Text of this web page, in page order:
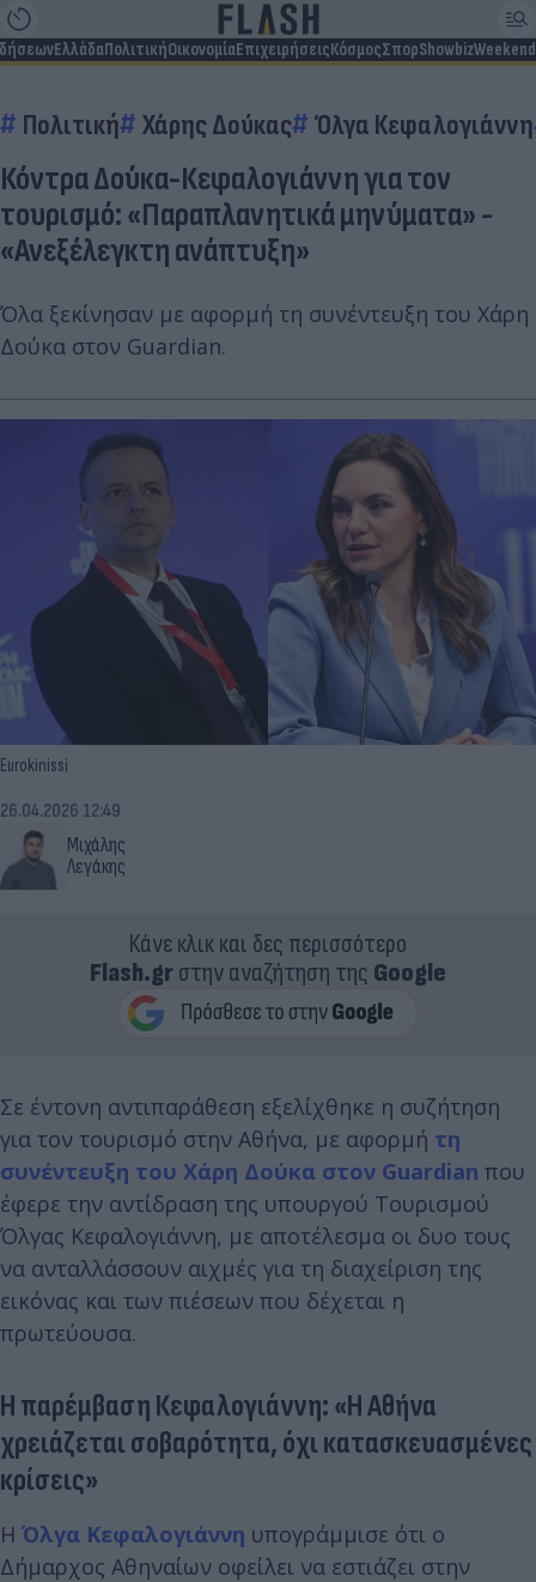
ΕλλάδαΠολιτικήΟικονομίαΕπιχειρήσειςΚόσμοςΣπορShowbizWeekend
Πολιτική Χάρης Δούκας Όλγα Κεφαλογιάννη
Κόντρα Δούκα-Κεφαλογιάννη για τον
τουρισμό: «Παραπλανητικά μηνύματα» -
«Ανεξέλεγκτη ανάπτυξη»
Όλα ξεκίνησαν με αφορμή τη συνέντευξη του Χάρη
Δούκα στον Guardian.
Eurokinissi
Μιχάλης
Λεγάκης
26.04.2026 12:49
Κάνε κλικ και δες περισσότερο
Flash.grστην αναζήτηση της Google
Σε έντονη αντιπαράθεση εξελίχθηκε η συζήτηση
για τον τουρισμό στην Αθήνα, με αφορμή τη
συνέντευξη του Χάρη Δούκα στον Guardian που
έφερε την αντίδραση της υπουργού Τουρισμού
Όλγας Κεφαλογιάννη, με αποτέλεσμα οι δυο τους
να ανταλλάσσουν αιχμές για τη διαχείριση της
εικόνας και των πιέσεων που δέχεται η
πρωτεύουσα.
Η παρέμβαση Κεφαλογιάννη: «Η Αθήνα
χρειάζεται σοβαρότητα, όχι κατασκευασμένες
κρίσεις»
Η Όλγα Κεφαλογιάννη υπογράμμισε ότι ο
Δήμαρχος Αθηναίων οφείλει να εστιάζει στην